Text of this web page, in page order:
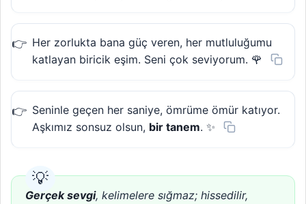
Her zorlukta bana güç veren, her mutluluğumu
katlayan biricik eşim. Seni çok seviyorum. 🌹
Seninle geçen her saniye, ömrüme ömür katıyor.
Aşkımız sonsuz olsun, bir tanem. ✨
Gerçek sevgi, kelimelere sığmaz; hissedilir,